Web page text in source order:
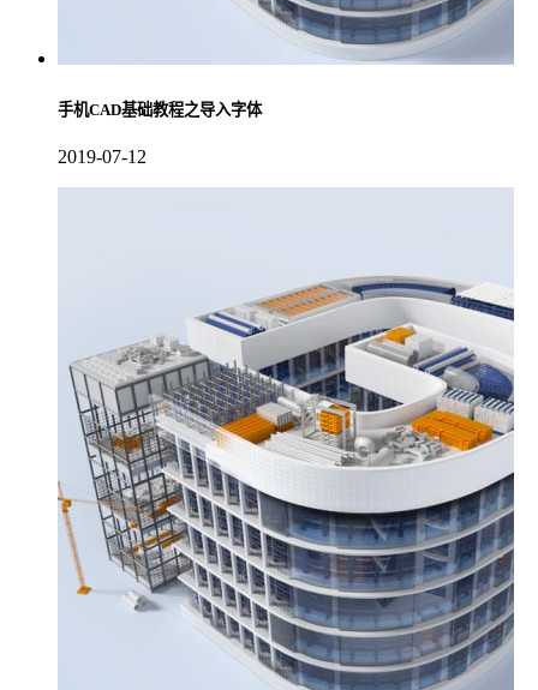
手机CAD基础教程之导入字体
2019-07-12